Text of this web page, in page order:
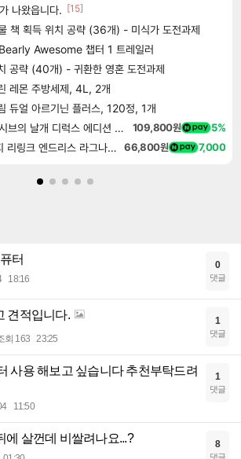
나왔읍니다. [15]
책 획득 위치 공략 (36개) - 미식가 도전과제
Awesome 챕터 1 트레일러
공략 (40개) - 귀환한 영혼 도전과제
레몬 주방세제, 4L, 2개
듀얼 아르기닌 플러스, 120정, 1개
에이스 컴뱃 8 시브의 날개 디럭스 에디션 예약구매 ACE COMBAT 8 WINGS OF THEVE Deluxe Edition 109,800원 5%
그랑블루 판타지 리링크 엔드리스 라그나로크 Granblue Fantasy Relink Endless Ragnarok 66,800원 7,000
터
18:16
0
댓글
견적입니다.
회 163 23:25
1
댓글
사용 해보고 싶습니다 추천부탁드려
11:50
1
댓글
에 살껀데 비쌀려나요...? 8
댓글